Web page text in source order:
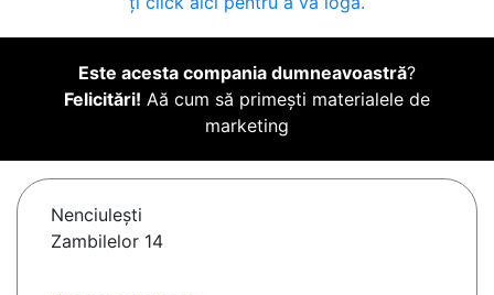
Este acesta compania dumneavoastră?
Felicitări! Aă cum să primești materialele de
marketing
Nenciuleşti
Zambilelor 14